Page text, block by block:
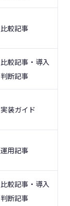
比較記事
比較記事・導入
判断記事
実装ガイド
運用記事
比較記事・導入
判断記事